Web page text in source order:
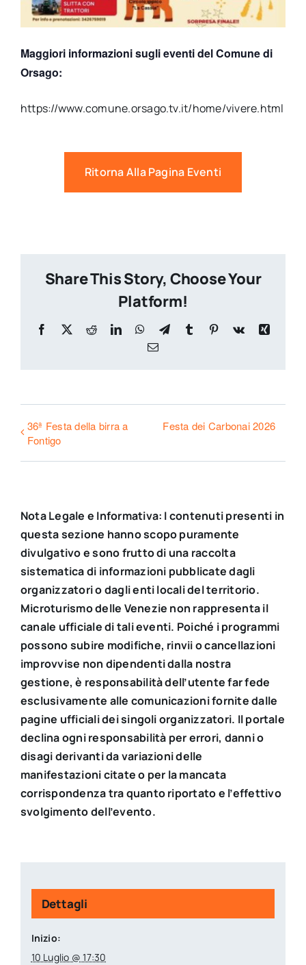
Maggiori informazioni sugli eventi del Comune di
Orsago:
https://www.comune.orsago.tv.it/home/vivere.html
Ritorna Alla Pagina Eventi
Share This Story, Choose Your
Platform!
Facebook
X RedditLinkedInWhatsApp
TelegramTumblr Pinterest
Vk
Xing
Email
36ª Festa della birra a
Fontigo
Festa dei Carbonai 2026
Nota Legale e Informativa: I contenuti presenti in
questa sezione hanno scopo puramente
divulgativo e sono frutto di una raccolta
sistematica di informazioni pubblicate dagli
organizzatori o dagli enti locali del territorio.
Microturismo delle Venezie non rappresenta il
canale ufficiale di tali eventi. Poiché i programmi
possono subire modifiche, rinvii o cancellazioni
improvvise non dipendenti dalla nostra
gestione, è responsabilità dell’utente far fede
esclusivamente alle comunicazioni fornite dalle
pagine ufficiali dei singoli organizzatori. Il portale
declina ogni responsabilità per errori, danni o
disagi derivanti da variazioni delle
manifestazioni citate o per la mancata
corrispondenza tra quanto riportato e l’effettivo
svolgimento dell’evento.
Dettagli
Inizio:
10 Luglio @ 17:30